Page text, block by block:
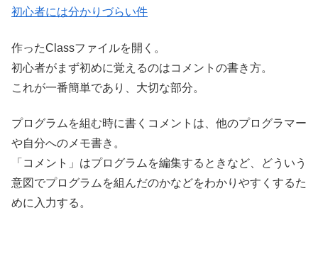
初心者には分かりづらい件
作ったClassファイルを開く。
初心者がまず初めに覚えるのはコメントの書き方。
これが一番簡単であり、大切な部分。
プログラムを組む時に書くコメントは、他のプログラマー
や自分へのメモ書き。
「コメント」はプログラムを編集するときなど、どういう
意図でプログラムを組んだのかなどをわかりやすくするた
めに入力する。